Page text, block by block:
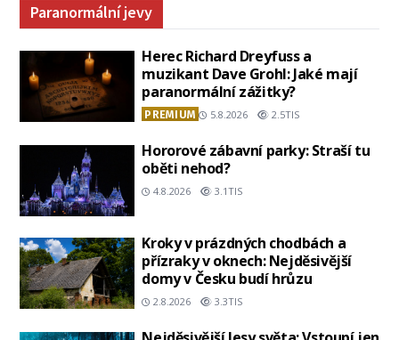
Paranormální jevy
Herec Richard Dreyfuss a
muzikant Dave Grohl: Jaké mají
paranormální zážitky?
PREMIUM 5.8.2026 2.5TIS
Hororové zábavní parky: Straší tu
oběti nehod?
4.8.2026 3.1TIS
Kroky v prázdných chodbách a
přízraky v oknech: Nejděsivější
domy v Česku budí hrůzu
2.8.2026 3.3TIS